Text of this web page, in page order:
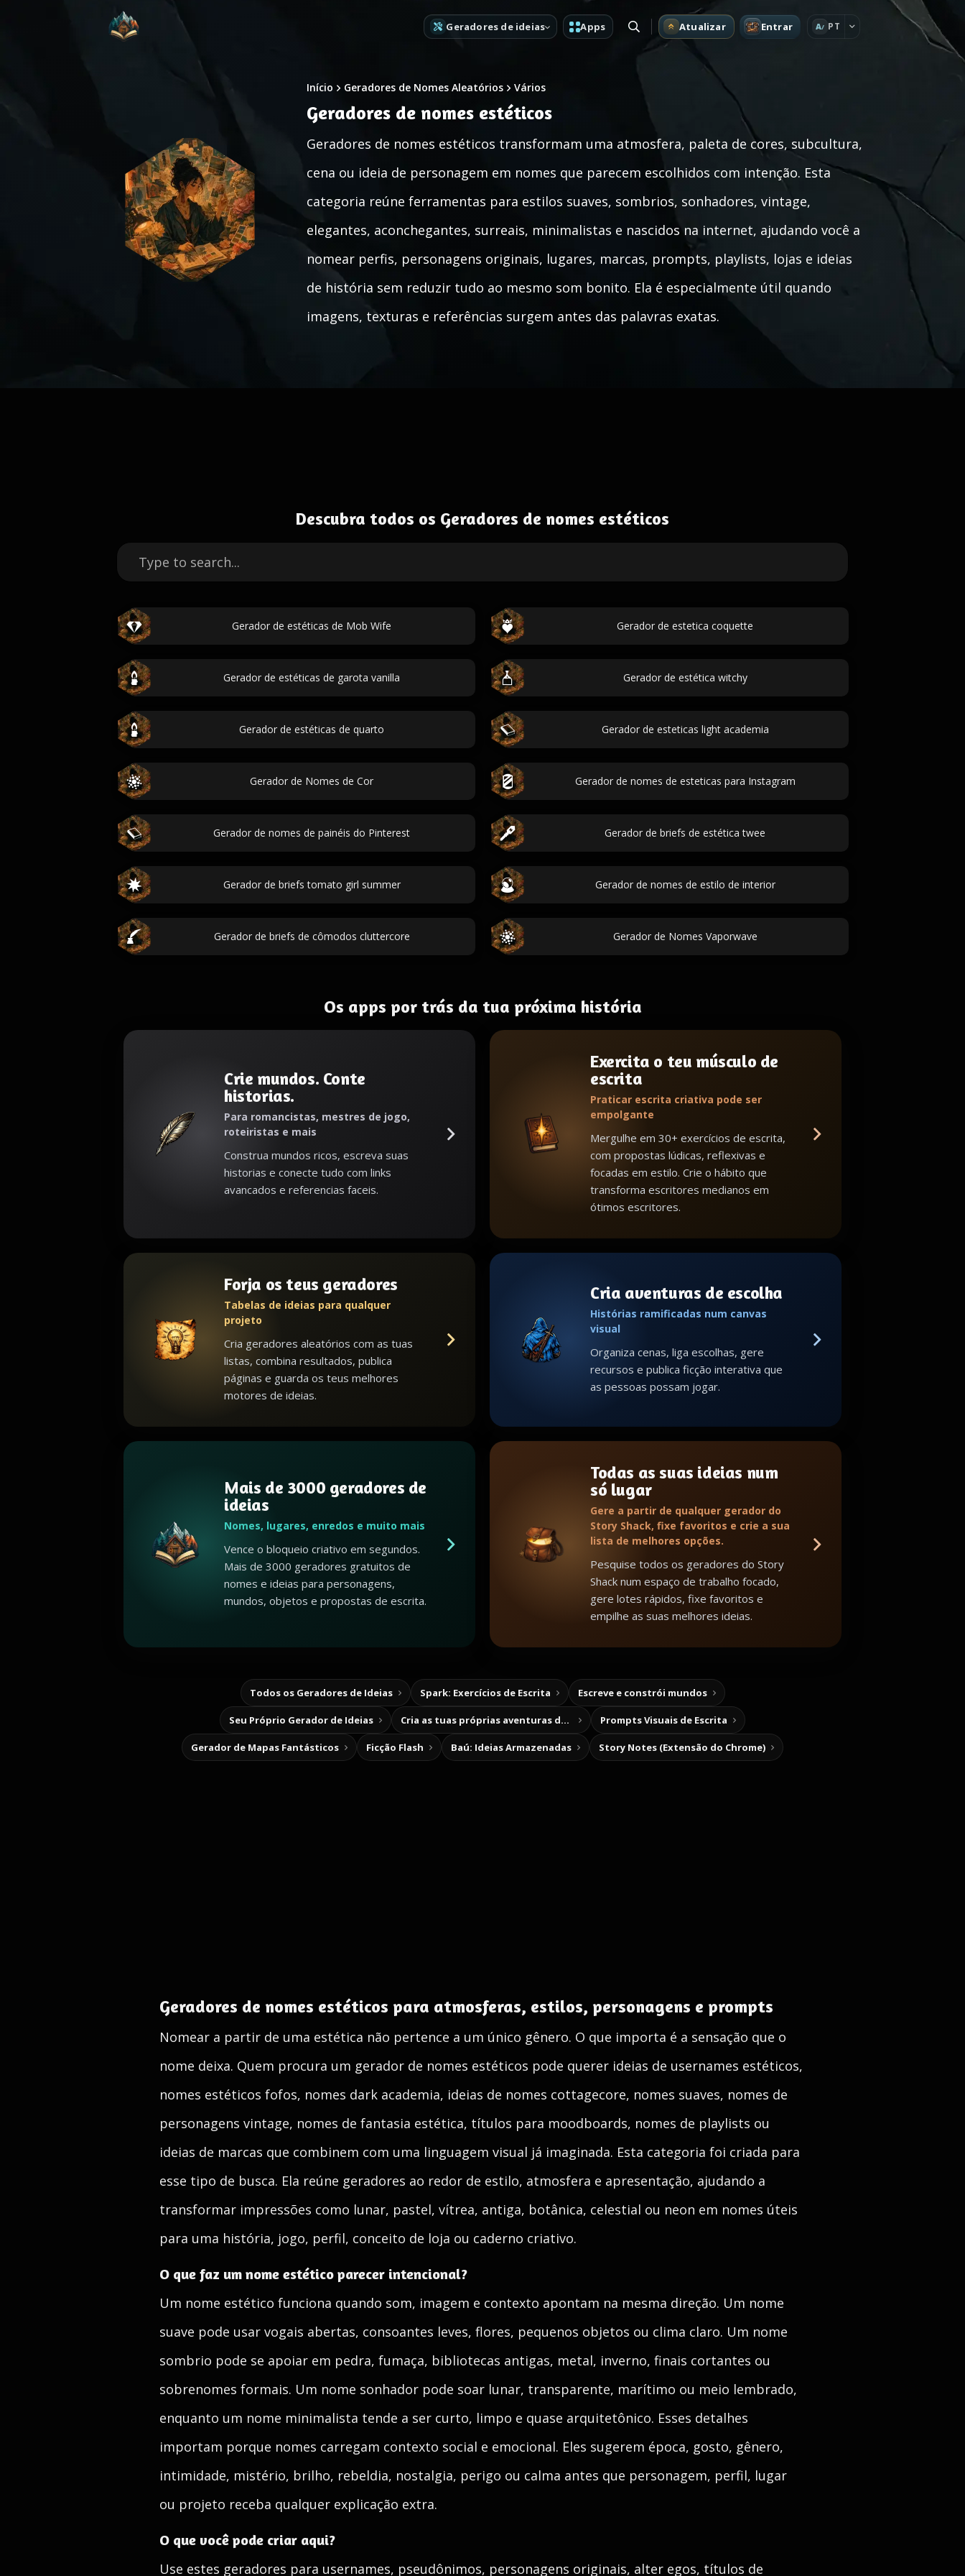
Geradores de ideias Apps Atualizar Entrar A PT
Início Geradores de Nomes Aleatórios Vários
Geradores de nomes estéticos
Geradores de nomes estéticos transformam uma atmosfera, paleta de cores, subcultura,
cena ou ideia de personagem em nomes que parecem escolhidos com intenção. Esta
categoria reúne ferramentas para estilos suaves, sombrios, sonhadores, vintage,
elegantes, aconchegantes, surreais, minimalistas e nascidos na internet, ajudando você a
nomear perfis, personagens originais, lugares, marcas, prompts, playlists, lojas e ideias
de história sem reduzir tudo ao mesmo som bonito. Ela é especialmente útil quando
imagens, texturas e referências surgem antes das palavras exatas.
Descubra todos os Geradores de nomes estéticos
Gerador de estéticas de Mob Wife Gerador de estetica coquette
Gerador de estéticas de garota vanilla Gerador de estética witchy
Gerador de estéticas de quarto Gerador de esteticas light academia
Gerador de Nomes de Cor Gerador de nomes de esteticas para Instagram
Gerador de nomes de painéis do Pinterest Gerador de briefs de estética twee
Gerador de briefs tomato girl summer Gerador de nomes de estilo de interior
Gerador de briefs de cômodos cluttercore Gerador de Nomes Vaporwave
Os apps por trás da tua próxima história
Crie mundos. Conte
historias.
Para romancistas, mestres de jogo,
roteiristas e mais
Construa mundos ricos, escreva suas
historias e conecte tudo com links
avancados e referencias faceis.
Exercita o teu músculo de
escrita
Praticar escrita criativa pode ser
empolgante
Mergulhe em 30+ exercícios de escrita,
com propostas lúdicas, reflexivas e
focadas em estilo. Crie o hábito que
transforma escritores medianos em
ótimos escritores.
Forja os teus geradores
Tabelas de ideias para qualquer
projeto
Cria geradores aleatórios com as tuas
listas, combina resultados, publica
páginas e guarda os teus melhores
motores de ideias.
Cria aventuras de escolha
Histórias ramificadas num canvas
visual
Organiza cenas, liga escolhas, gere
recursos e publica ficção interativa que
as pessoas possam jogar.
Mais de 3000 geradores de
ideias
Nomes, lugares, enredos e muito mais
Vence o bloqueio criativo em segundos.
Mais de 3000 geradores gratuitos de
nomes e ideias para personagens,
mundos, objetos e propostas de escrita.
Todas as suas ideias num
só lugar
Gere a partir de qualquer gerador do
Story Shack, fixe favoritos e crie a sua
lista de melhores opções.
Pesquise todos os geradores do Story
Shack num espaço de trabalho focado,
gere lotes rápidos, fixe favoritos e
empilhe as suas melhores ideias.
Todos os Geradores de Ideias Spark: Exercícios de Escrita Escreve e constrói mundos
Seu Próprio Gerador de Ideias Cria as tuas próprias aventuras de escolha Prompts Visuais de Escrita
Gerador de Mapas Fantásticos Ficção Flash Baú: Ideias Armazenadas Story Notes (Extensão do Chrome)
Geradores de nomes estéticos para atmosferas, estilos, personagens e prompts
Nomear a partir de uma estética não pertence a um único gênero. O que importa é a sensação que o
nome deixa. Quem procura um gerador de nomes estéticos pode querer ideias de usernames estéticos,
nomes estéticos fofos, nomes dark academia, ideias de nomes cottagecore, nomes suaves, nomes de
personagens vintage, nomes de fantasia estética, títulos para moodboards, nomes de playlists ou
ideias de marcas que combinem com uma linguagem visual já imaginada. Esta categoria foi criada para
esse tipo de busca. Ela reúne geradores ao redor de estilo, atmosfera e apresentação, ajudando a
transformar impressões como lunar, pastel, vítrea, antiga, botânica, celestial ou neon em nomes úteis
para uma história, jogo, perfil, conceito de loja ou caderno criativo.
O que faz um nome estético parecer intencional?
Um nome estético funciona quando som, imagem e contexto apontam na mesma direção. Um nome
suave pode usar vogais abertas, consoantes leves, flores, pequenos objetos ou clima claro. Um nome
sombrio pode se apoiar em pedra, fumaça, bibliotecas antigas, metal, inverno, finais cortantes ou
sobrenomes formais. Um nome sonhador pode soar lunar, transparente, marítimo ou meio lembrado,
enquanto um nome minimalista tende a ser curto, limpo e quase arquitetônico. Esses detalhes
importam porque nomes carregam contexto social e emocional. Eles sugerem época, gosto, gênero,
intimidade, mistério, brilho, rebeldia, nostalgia, perigo ou calma antes que personagem, perfil, lugar
ou projeto receba qualquer explicação extra.
O que você pode criar aqui?
Use estes geradores para usernames, pseudônimos, personagens originais, alter egos, títulos de